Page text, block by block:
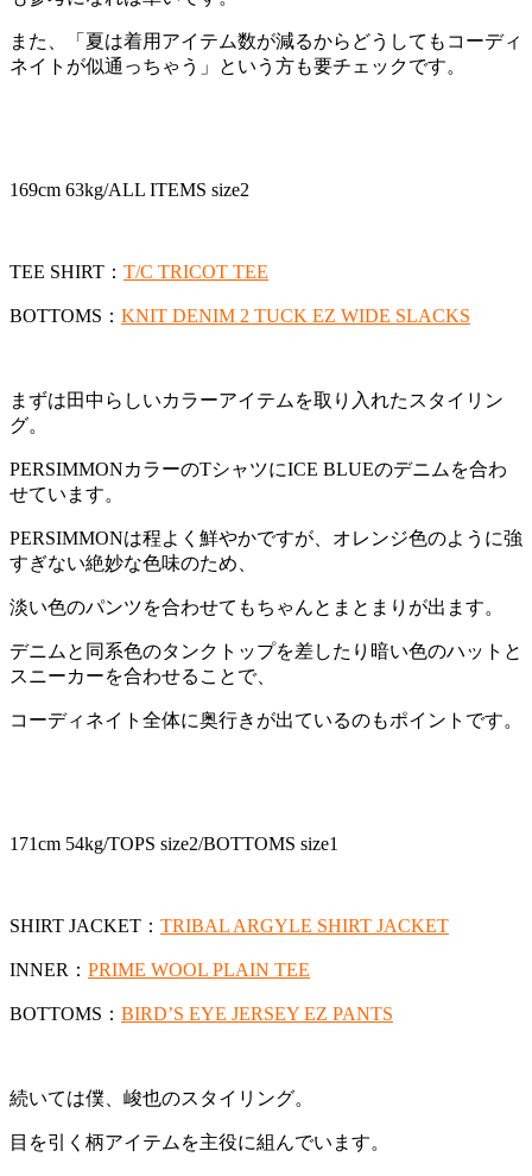
また、「夏は着用アイテム数が減るからどうしてもコーディ
ネイトが似通っちゃう」という方も要チェックです。
169cm 63kg/ALL ITEMS size2
TEE SHIRT： T/C TRICOT TEE
BOTTOMS： KNIT DENIM 2 TUCK EZ WIDE SLACKS
まずは田中らしいカラーアイテムを取り入れたスタイリン
グ。
PERSIMMONカラーのTシャツにICE BLUEのデニムを合わ
せています。
PERSIMMONは程よく鮮やかですが、オレンジ色のように強
すぎない絶妙な色味のため、
淡い色のパンツを合わせてもちゃんとまとまりが出ます。
デニムと同系色のタンクトップを差したり暗い色のハットと
スニーカーを合わせることで、
コーディネイト全体に奥行きが出ているのもポイントです。
171cm 54kg/TOPS size2/BOTTOMS size1
SHIRT JACKET： TRIBAL ARGYLE SHIRT JACKET
INNER： PRIME WOOL PLAIN TEE
BOTTOMS： BIRD’S EYE JERSEY EZ PANTS
続いては僕、峻也のスタイリング。
目を引く柄アイテムを主役に組んでいます。